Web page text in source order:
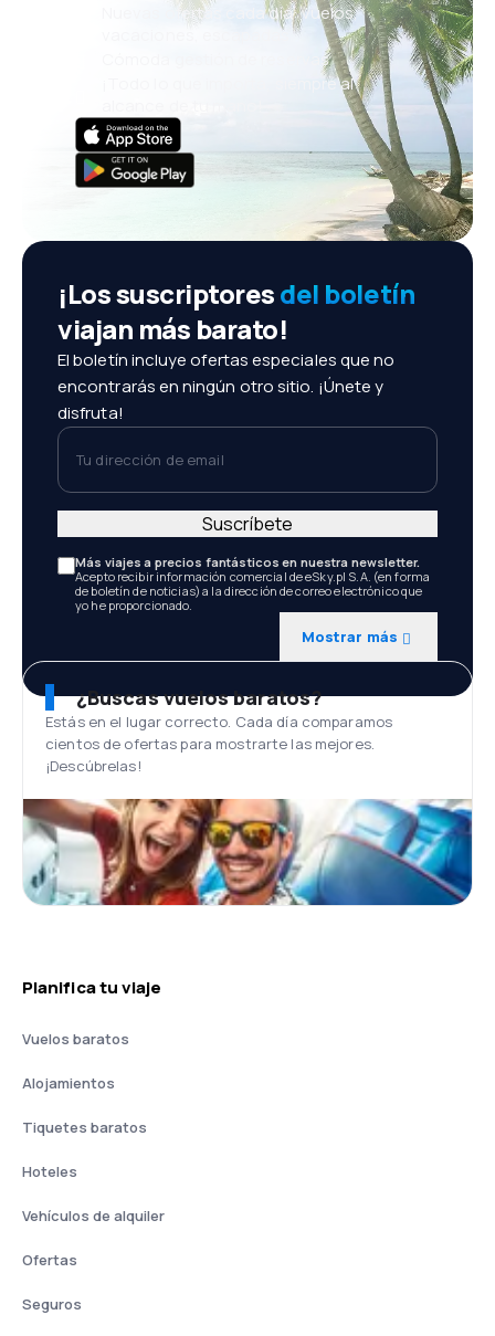
Nuevas ofertas cada día: vuelos,
vacaciones, escapadas
Cómoda gestión de reservas
¡Todo lo que importa, siempre al
¡Los suscriptoresdel boletín
viajan más barato!
El boletín incluye ofertas especiales que no
encontrarás en ningún otro sitio. ¡Únete y
disfruta!
Tu dirección de email
Más viajes a precios fantásticos en nuestra newsletter.
Acepto recibir información comercial de eSky.pl S.A. (en forma
de boletín de noticias) a la dirección de correo electrónico que
yo he proporcionado.
Mostrar más
Suscríbete
¿Buscas vuelos baratos?
Estás en el lugar correcto. Cada día comparamos
cientos de ofertas para mostrarte las mejores.
¡Descúbrelas!
Planifica tu viaje
Vuelos baratos
Alojamientos
Tiquetes baratos
Hoteles
Vehículos de alquiler
Ofertas
Seguros